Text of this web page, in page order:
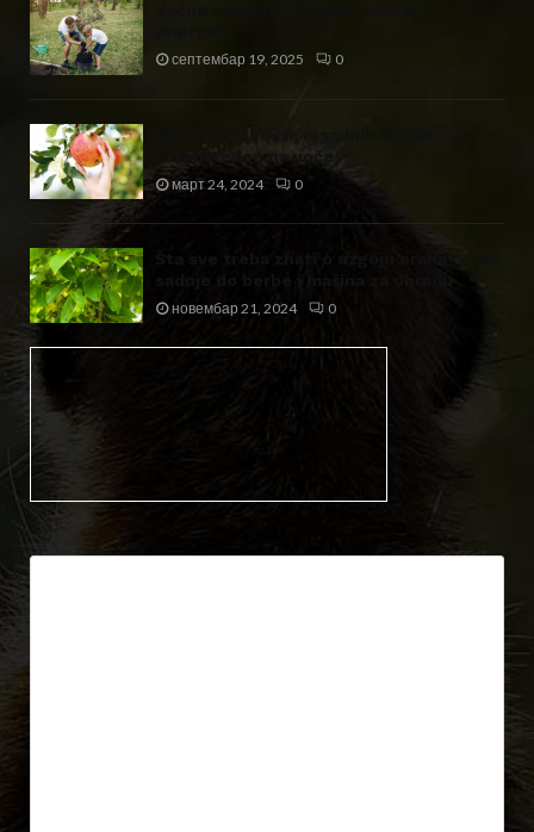
септембар 19, 2025 0
usredsređen na voće
март 24, 2024 0
новембар 21, 2024 0